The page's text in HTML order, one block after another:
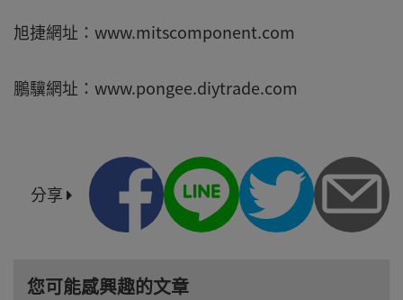
旭捷網址：www.mitscomponent.com
鵬驥網址：www.pongee.diytrade.com
分享
您可能感興趣的文章